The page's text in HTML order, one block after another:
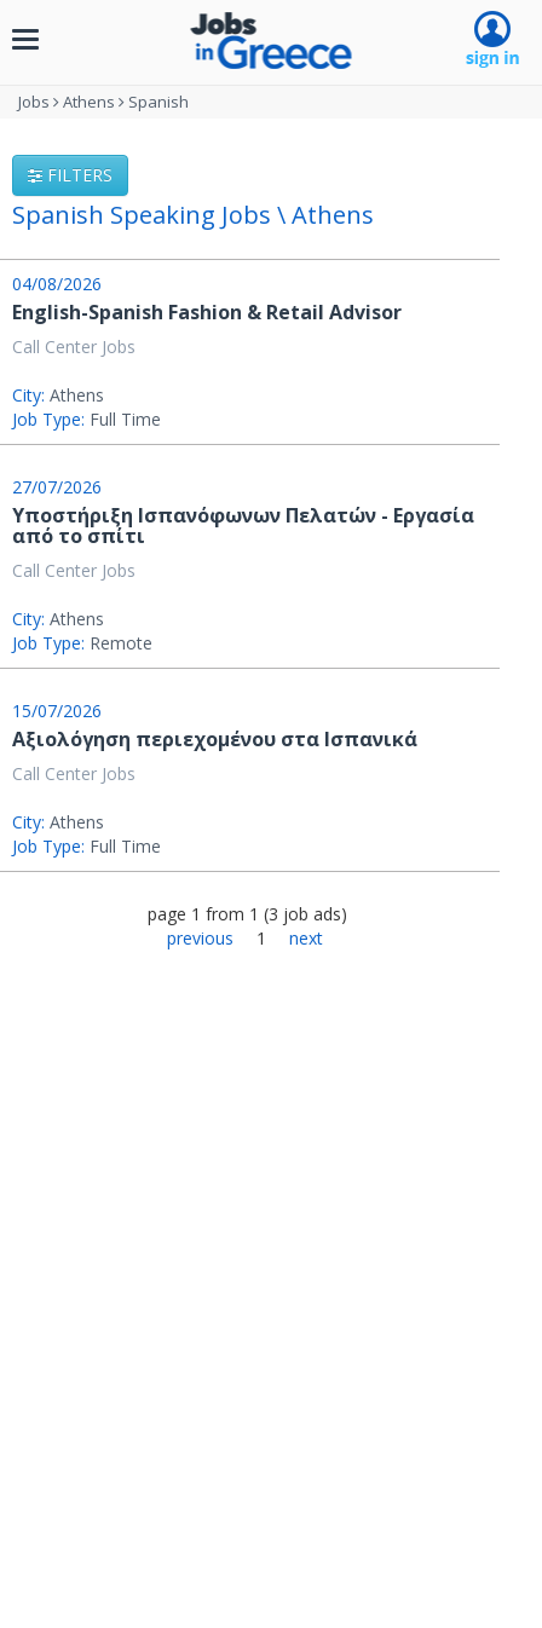
Toggle
Jobs Athens Spanish
FILTERS
Spanish Speaking Jobs \ Athens
04/08/2026
English-Spanish Fashion & Retail Advisor
Call Center Jobs
City: Athens
Job Type: Full Time
27/07/2026
Υποστήριξη Ισπανόφωνων Πελατών - Εργασία
από το σπίτι
Call Center Jobs
City: Athens
Job Type: Remote
15/07/2026
Aξιολόγηση περιεχομένου στα Ισπανικά
Call Center Jobs
City: Athens
Job Type: Full Time
page 1 from 1 (3 job ads)
previous
1 next